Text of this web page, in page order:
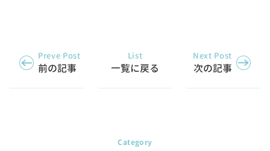
Preve Post
前の記事
List
一覧に戻る
Next Post
次の記事